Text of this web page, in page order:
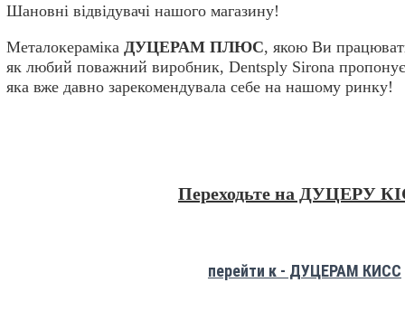
Шановні відвідувачі нашого магазину!
Металокераміка ДУЦЕРАМ ПЛЮС, якою Ви
як любий поважний виробник, Dentsply Sirona
яка вже давно зарекомендувала себе на нашому ринку!
Переходьте на ДУЦЕРУ
перейти к - ДУЦЕРАМ КИСС